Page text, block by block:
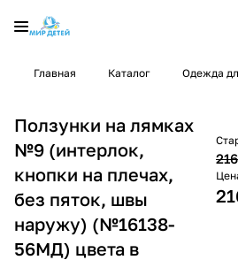
Главная Каталог Одежда
Ползунки на лямках
№9 (интерлок,
кнопки на плечах,
без пяток, швы
наружу) (№16138-
56МД) цвета в